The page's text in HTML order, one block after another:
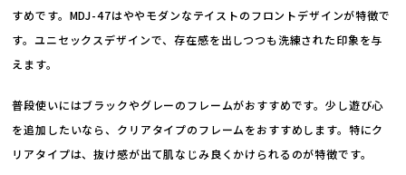
すめです。MDJ-47はややモダンなテイストのフロントデザインが特徴で
す。ユニセックスデザインで、存在感を出しつつも洗練された印象を与
えます。
普段使いにはブラックやグレーのフレームがおすすめです。少し遊び心
を追加したいなら、クリアタイプのフレームをおすすめします。特にク
リアタイプは、抜け感が出て肌なじみ良くかけられるのが特徴です。